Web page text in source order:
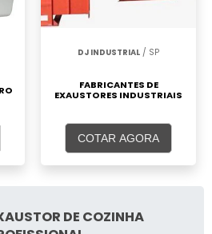
DJ INDUSTRIAL / SP
FABRICANTES DE
EXAUSTORES INDUSTRIAIS
COTAR AGORA
DE COZINHA